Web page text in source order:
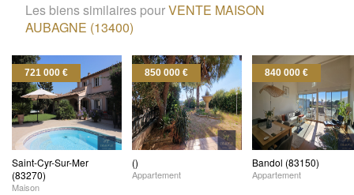
Les biens similaires pourVENTE MAISON
AUBAGNE (13400)
721 000 €
Saint-Cyr-Sur-Mer
(83270)
Maison
850 000 €
()
Appartement
840 000 €
Bandol (83150)
Appartement